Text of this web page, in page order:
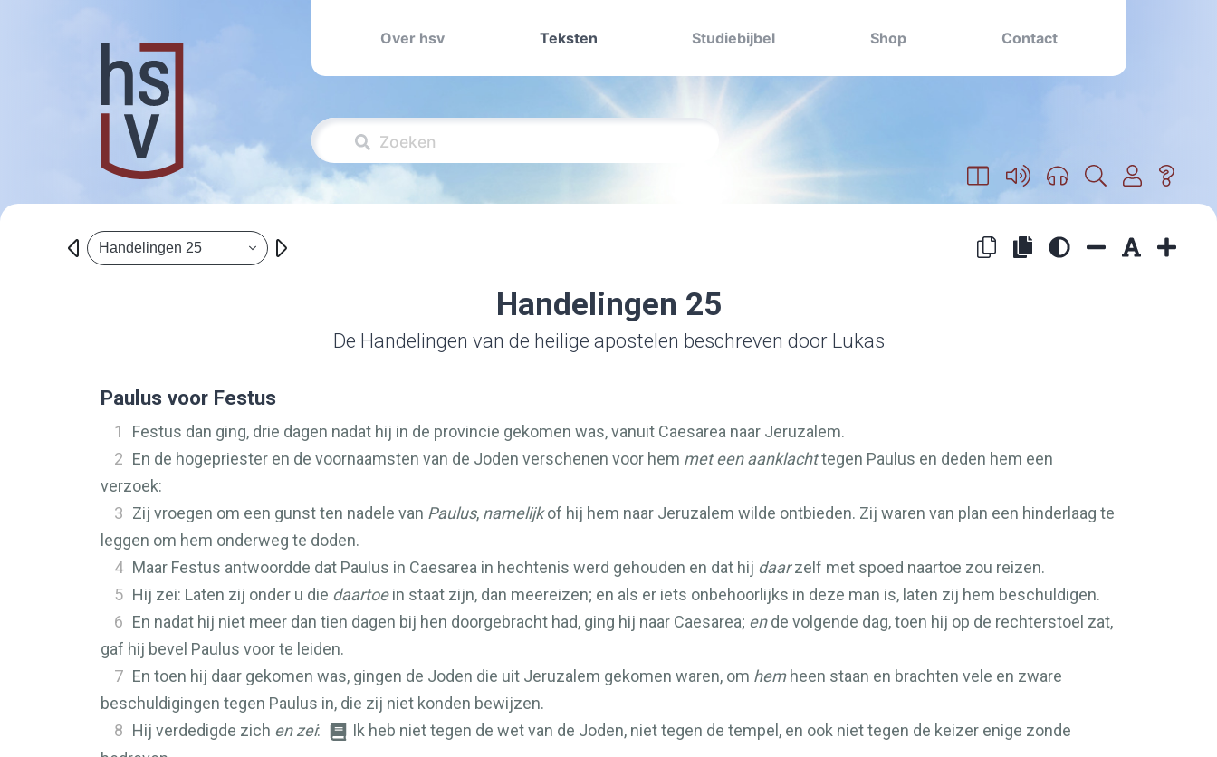
Over hsv Teksten Studiebijbel Shop Contact
Handelingen 25
Handelingen 25
De Handelingen van de heilige apostelen beschreven door Lukas
Paulus voor Festus
1
Festus dan ging, drie dagen nadat hij in de provincie gekomen was, vanuit Caesarea naar Jeruzalem.
2 En de hogepriester en de voornaamsten van de Joden verschenen voor hem met een aanklachttegen Paulus en deden hem een
verzoek:
3 Zij vroegen om een gunst ten nadele van Paulus, namelijkof hij hem naar Jeruzalem wilde ontbieden. Zij waren van plan een hinderlaag te
leggen om hem onderweg te doden.
4 Maar Festus antwoordde dat Paulus in Caesarea in hechtenis werd gehouden en dat hij daarzelf met spoed naartoe zou reizen.
5 Hij zei: Laten zij onder u die daartoein staat zijn, dan meereizen; en als er iets onbehoorlijks in deze man is, laten zij hem beschuldigen.
6 En nadat hij niet meer dan tien dagen bij hen doorgebracht had, ging hij naar Caesarea; ende volgende dag, toen hij op de rechterstoel zat,
gaf hij bevel Paulus voor te leiden.
7 En toen hij daar gekomen was, gingen de Joden die uit Jeruzalem gekomen waren, om hemheen staan en brachten vele en zware
beschuldigingen tegen Paulus in, die zij niet konden bewijzen.
8 Hij verdedigde zich en zei:
Ik heb niet tegen de wet van de Joden, niet tegen de tempel, en ook niet tegen de keizer enige zonde